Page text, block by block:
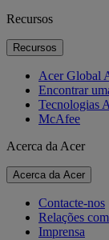
Recursos
Recursos
Acer Global
Encontrar
Tecnologias
McAfee
Acerca da Acer
Acerca da Acer
Contacte-nos
Relações
Imprensa